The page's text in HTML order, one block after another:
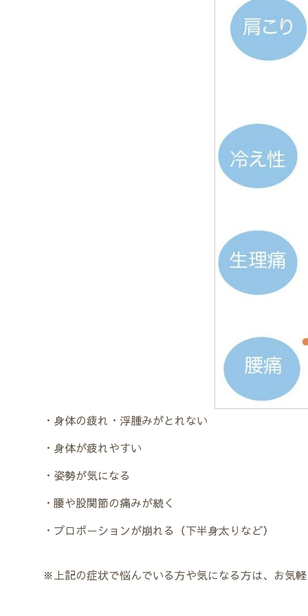
・身体の疲れ・浮腫みがとれない
・身体が疲れやすい
・姿勢が気になる
・腰や股関節の痛みが続く
・プロポーションが崩れる（下半身太りなど）
※上記の症状で悩んでいる方や気になる方は、お気